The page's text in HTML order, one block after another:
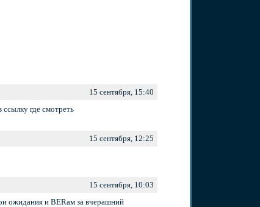
15 сентября, 15:40
где смотреть
15 сентября, 12:25
15 сентября, 10:03
ожидания и BERам за вчерашний